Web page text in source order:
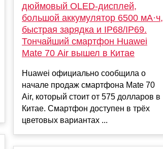
дюймовый OLED-дисплей,
большой аккумулятор 6500 мА·ч,
быстрая зарядка и IP68/IP69.
Тончайший смартфон Huawei
Mate 70 Air вышел в Китае
Huawei официально сообщила о
начале продаж смартфона Mate 70
Air, который стоит от 575 долларов в
Китае. Смартфон доступен в трёх
цветовых вариантах ...